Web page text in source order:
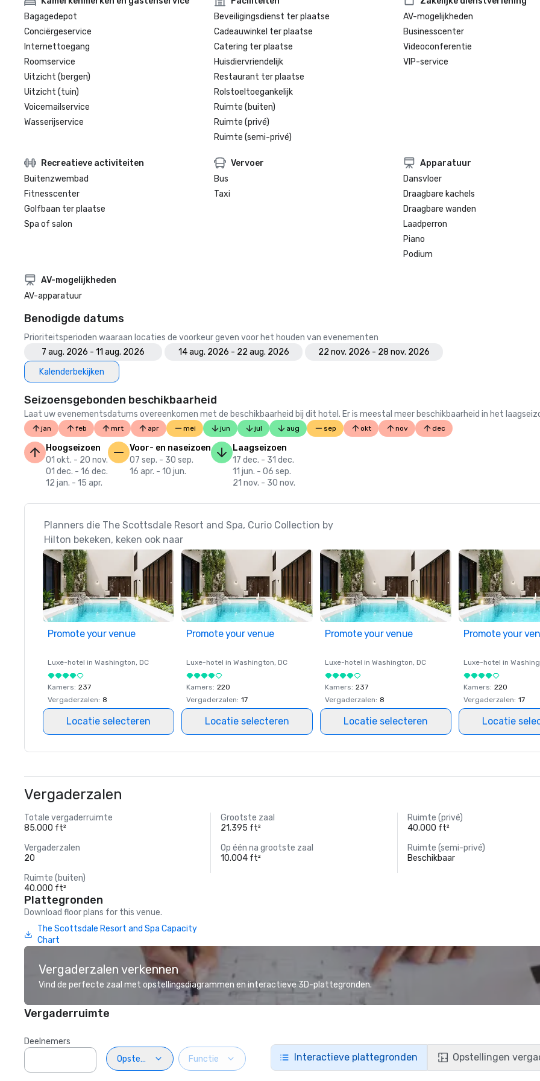
congressen
Lid van de „Hall of Fame” van
Bagagedepot
Conciërgeservice
Internettoegang
Roomservice
Uitzicht (bergen)
Uitzicht (tuin)
Voicemailservice
Wasserijservice
Beveiligingsdienst ter plaatse
Cadeauwinkel ter plaatse
Catering ter plaatse
Huisdiervriendelijk
Restaurant ter plaatse
Rolstoeltoegankelijk
Ruimte (buiten)
Ruimte (privé)
Ruimte (semi-privé)
AV-mogelijkheden
Businesscenter
Videoconferentie
VIP-service
Recreatieve activiteiten
Buitenzwembad
Fitnesscenter
Golfbaan ter plaatse
Spa of salon
Vervoer
Bus
Taxi
Apparatuur
Dansvloer
Draagbare kachels
Draagbare wanden
Laadperron
Piano
Podium
AV-mogelijkheden
AV-apparatuur
Benodigde datums
Prioriteitsperioden waaraan locaties de voorkeur geven voor het houden van evenementen
7 aug. 2026 - 11 aug. 2026
14 aug. 2026 - 22 aug. 2026
22 nov. 2026 - 28 nov. 2026
Kalenderbekijken
Seizoensgebonden beschikbaarheid
Laat uw evenementsdatums overeenkomen met de beschikbaarheid bij dit hotel. Er is meestal meer beschikbaarheid in het
jan feb mrt apr mei jun jul aug sep okt nov dec
Hoogseizoen
01 okt. - 20 nov.
01 dec. - 16 dec.
12 jan. - 15 apr.
Voor- en naseizoen
07 sep. - 30 sep.
16 apr. - 10 jun.
Laagseizoen
17 dec. - 31 dec.
11 jun. - 06 sep.
21 nov. - 30 nov.
Planners die The Scottsdale Resort and Spa, Curio Collection by
Hilton bekeken, keken ook naar
Promote your venue
Luxe-hotel in Washington, DC
Kamers: 237
Vergaderzalen: 8
Locatie selecteren
Promote your venue
Luxe-hotel in Washington, DC
Kamers: 220
Vergaderzalen: 17
Locatie selecteren
Promote your venue
Luxe-hotel in Washington, DC
Kamers: 237
Vergaderzalen: 8
Locatie selecteren
Promote your
Luxe-hotel in
Kamers: 220
Vergaderzalen: 17
Locatie
Vergaderzalen
Totale vergaderruimte
85.000 ft²
Grootste zaal
21.395 ft²
Ruimte (privé)
40.000 ft²
Vergaderzalen
20
Op één na grootste zaal
10.004 ft²
Ruimte (semi-privé)
Beschikbaar
Ruimte (buiten)
40.000 ft²
Plattegronden
Download floor plans for this venue.
The Scottsdale Resort and Spa Capacity
Chart
Vergaderzalen verkennen
Vind de perfecte zaal met opstellingsdiagrammen en interactieve 3D-plattegronden.
Vergaderruimte
Deelnemers
Opstelling
Functie Interactieve plattegronden Opstellingen